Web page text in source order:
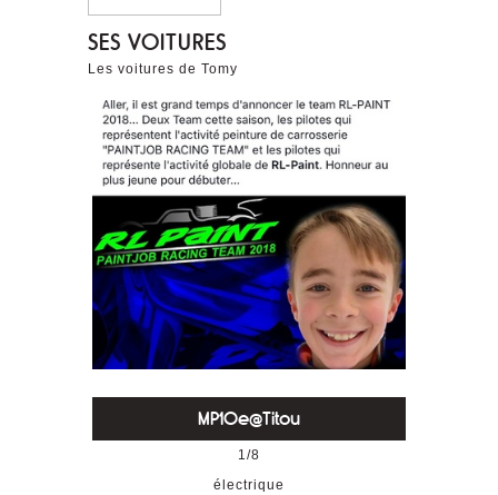
SES VOITURES
Les voitures de Tomy
MP10e@Titou
1/8
électrique